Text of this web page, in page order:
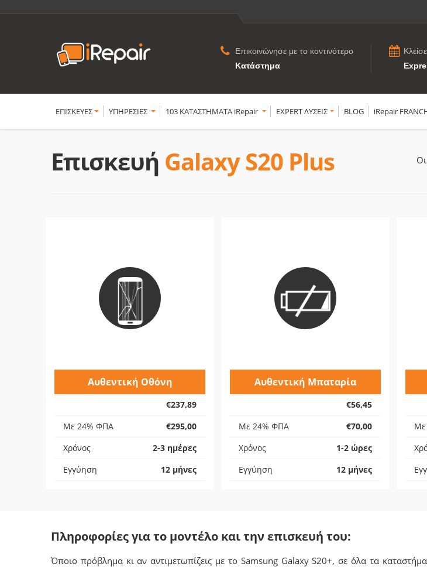
Επικοινώνησε με το κοντινότερο
Κατάστημα
ΕΠΙΣΚΕΥΕΣ YΠΗΡΕΣΙΕΣ 103 ΚΑΤΑΣΤΗΜΑΤΑ iRepair EXPERT ΛΥΣΕΙΣ BLOG iRepair
Επισκευή Galaxy S20 Plus
Αυθεντική Οθόνη
€237,89
Με 24% ΦΠΑ
€295,00
Χρόνος
2-3 ημέρες
Εγγύηση
12 μήνες
Αυθεντική Μπαταρία
€56,45
Με 24% ΦΠΑ
€70,00
Χρόνος
1-2 ώρες
Εγγύηση
12 μήνες
Με
Πληροφορίες για το μοντέλο και την επισκευή του:
Όποιο πρόβλημα κι αν αντιμετωπίζεις με το Samsung Galaxy S20+, σε όλα τα